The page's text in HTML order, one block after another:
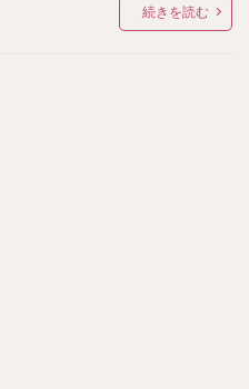
続きを読む